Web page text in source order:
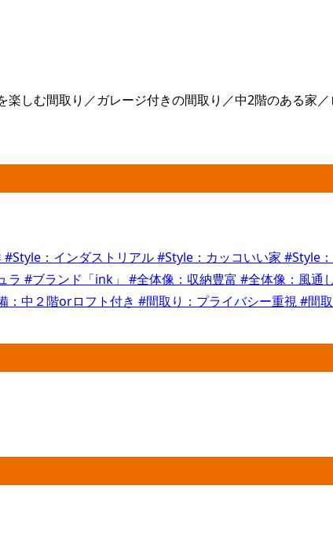
しむ間取り／ガレージ付きの間取り／中2階のある家
#Style：インダストリアル#Style：カッコいい家 #Style
ラ #ブランド「ink」 #全体像：収納豊富 #全体像：風通
：中２階orロフト付き #間取り：プライバシー重視#間